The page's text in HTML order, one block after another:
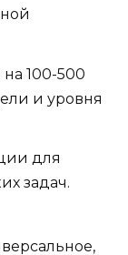
100-500
и уровня
для
задач.